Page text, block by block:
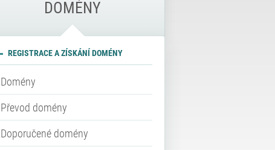
DOMÉNY
REGISTRACE A ZÍSKÁNÍ DOMÉNY
Domény
Převod domény
Doporučené domény